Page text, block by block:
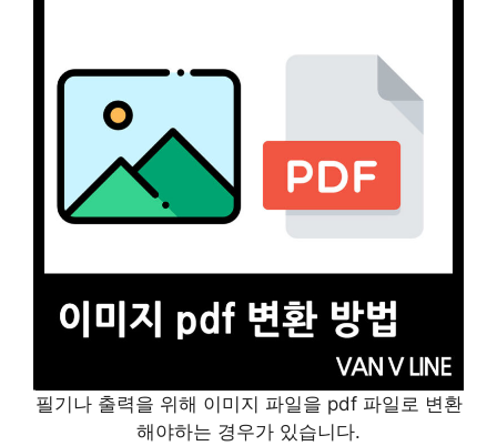
필기나 출력을 위해 이미지 파일을 pdf 파일로 변환
해야하는 경우가 있습니다.